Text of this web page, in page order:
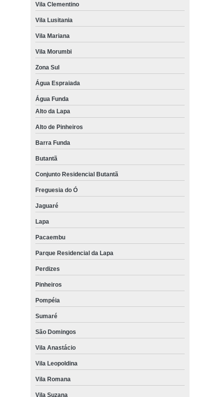
Vila Clementino
Vila Lusitania
Vila Mariana
Vila Morumbi
Zona Sul
Água Espraiada
Água Funda
Alto da Lapa
Alto de Pinheiros
Barra Funda
Butantã
Conjunto Residencial Butantã
Freguesia do Ó
Jaguaré
Lapa
Pacaembu
Parque Residencial da Lapa
Perdizes
Pinheiros
Pompéia
Sumaré
São Domingos
Vila Anastácio
Vila Leopoldina
Vila Romana
Vila Suzana